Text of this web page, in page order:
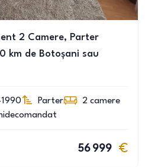
2 Camere, Parter
km de Botoșani sau
Parter 2 camere
56 999